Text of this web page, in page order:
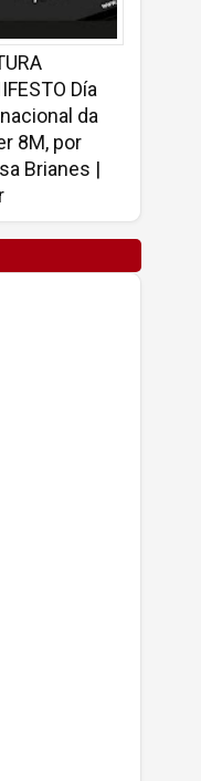
Día
da
8M, por
Brianes |